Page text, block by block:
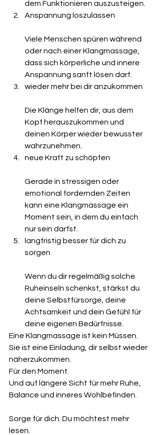
dem Funktionieren auszusteigen.
Anspannung loszulassen
Viele Menschen spüren während
oder nach einer Klangmassage,
dass sich körperliche und innere
Anspannung sanft lösen darf.
wieder mehr bei dir anzukommen
Die Klänge helfen dir, aus dem
Kopf herauszukommen und
deinen Körper wieder bewusster
wahrzunehmen.
neue Kraft zu schöpfen
Gerade in stressigen oder
emotional fordernden Zeiten
kann eine Klangmassage ein
Moment sein, in dem du einfach
nur sein darfst.
langfristig besser für dich zu
sorgen
Wenn du dir regelmäßig solche
Ruheinseln schenkst, stärkst du
deine Selbstfürsorge, deine
Achtsamkeit und dein Gefühl für
deine eigenen Bedürfnisse.
Eine Klangmassage ist kein Müssen.
Sie ist eine Einladung, dir selbst wieder
näherzukommen.
Für den Moment.
Und auf längere Sicht für mehr Ruhe,
Balance und inneres Wohlbefinden.
Sorge für dich. Du möchtest mehr
lesen.